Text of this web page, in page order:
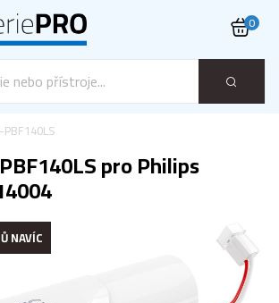
0
PBF140LS
pro Philips
NAVÍC